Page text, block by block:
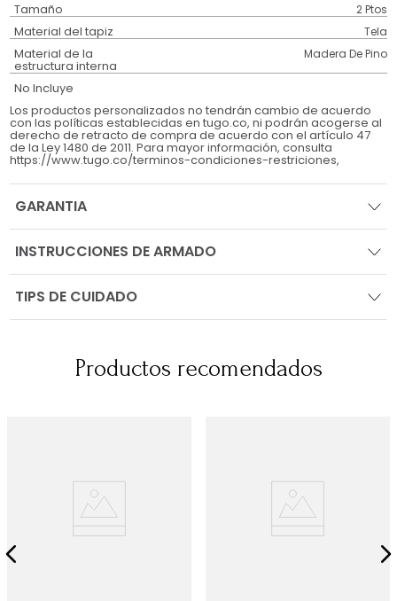
Tamaño 2 Ptos
Material del tapiz Tela
Material de la
estructura interna
Madera De Pino
No Incluye
Los productos personalizados no tendrán cambio de acuerdo
con las políticas establecidas en tugo.co, ni podrán acogerse al
derecho de retracto de compra de acuerdo con el artículo 47
de la Ley 1480 de 2011. Para mayor información, consulta
https://www.tugo.co/terminos-condiciones-restriciones,
GARANTIA
INSTRUCCIONES DE ARMADO
TIPS DE CUIDADO
Productos recomendados